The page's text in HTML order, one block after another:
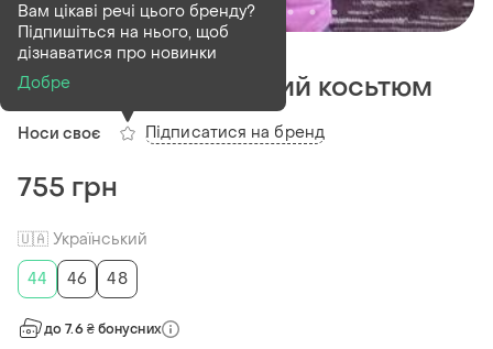
В наявності2 шт
Флісовий спортивний косьтюм
Носи своє
Вам цікаві речі цього бренду?
Підпишіться на нього, щоб
дізнаватися про новинки
Добре
Підписатися на бренд
755 грн
🇺🇦 Український
44
46 48
до 7.6 ₴ бонусних